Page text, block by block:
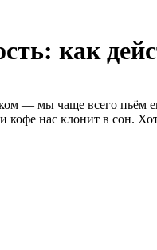
как
— мы чаще всего пьём
нас клонит в сон.